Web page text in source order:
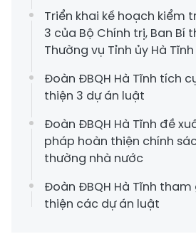
Triển khai kế hoạch kiểm
3 của Bộ Chính trị, Ban Bí
Thường vụ Tỉnh ủy Hà Tĩnh
Đoàn ĐBQH Hà Tĩnh tích
thiện 3 dự án luật
Đoàn ĐBQH Hà Tĩnh đề
pháp hoàn thiện chính
thường nhà nước
Đoàn ĐBQH Hà Tĩnh
thiện các dự án luật